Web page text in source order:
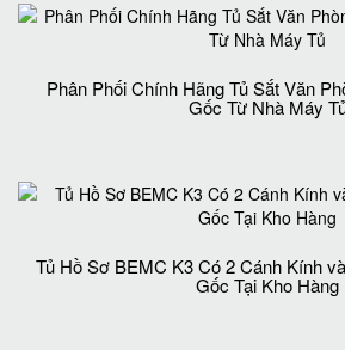
Phân Phối Chính Hãng Tủ Sắt Văn
Gốc Từ Nhà Máy
Tủ Hồ Sơ BEMC K3 Có 2 Cánh Kính
Gốc Tại Kho Hàng